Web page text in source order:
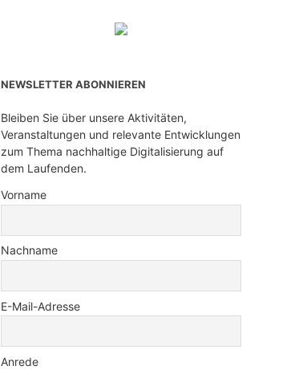
NEWSLETTER ABONNIEREN
Bleiben Sie über unsere Aktivitäten,
Veranstaltungen und relevante Entwicklungen
zum Thema nachhaltige Digitalisierung auf
dem Laufenden.
Vorname
Nachname
E-Mail-Adresse
Anrede